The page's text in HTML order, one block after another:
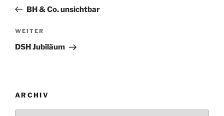
Beitrag
BH & Co. unsichtbar
Nächster
Beitrag
WEITER
DSH Jubiläum
ARCHIV